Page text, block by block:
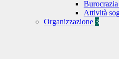
Attività
Organizzazione 3